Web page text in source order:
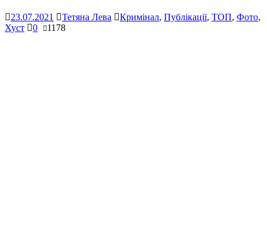
23.07.2021 Тетяна Лева Кримінал, Публікації, ТОП, Фото,
Хуст
0 1178